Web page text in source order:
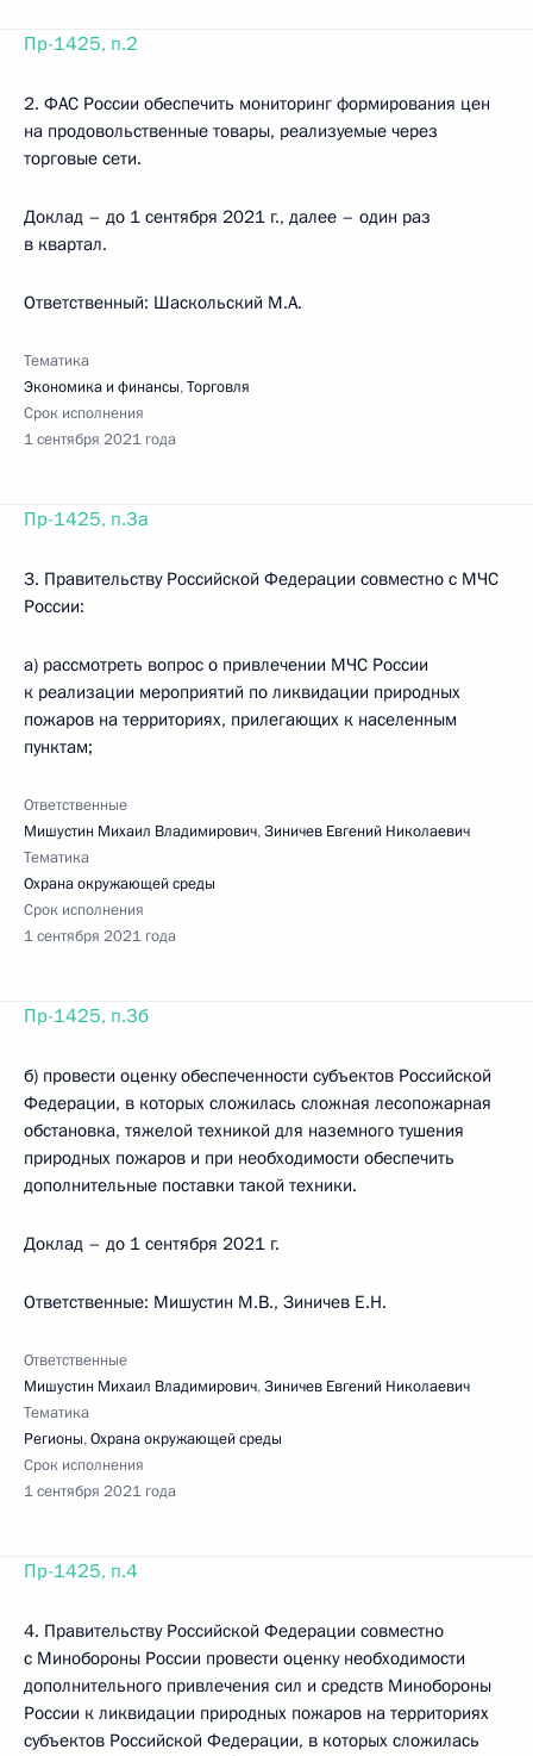
Пр-1425, п.2
2. ФАС России обеспечить мониторинг формирования цен
на продовольственные товары, реализуемые через
торговые сети.
Доклад – до 1 сентября 2021 г., далее – один раз
в квартал.
Ответственный: Шаскольский М.А.
Тематика
Экономика и финансы,Торговля
Срок исполнения
1 сентября 2021 года
Пр-1425, п.3а
3. Правительству Российской Федерации совместно с МЧС
России:
а) рассмотреть вопрос о привлечении МЧС России
к реализации мероприятий по ликвидации природных
пожаров на территориях, прилегающих к населенным
пунктам;
Ответственные
Мишустин Михаил Владимирович,Зиничев Евгений Николаевич
Тематика
Охрана окружающей среды
Срок исполнения
1 сентября 2021 года
Пр-1425, п.3б
б) провести оценку обеспеченности субъектов Российской
Федерации, в которых сложилась сложная лесопожарная
обстановка, тяжелой техникой для наземного тушения
природных пожаров и при необходимости обеспечить
дополнительные поставки такой техники.
Доклад – до 1 сентября 2021 г.
Ответственные: Мишустин М.В., Зиничев Е.Н.
Ответственные
Мишустин Михаил Владимирович,Зиничев Евгений Николаевич
Тематика
Регионы,Охрана окружающей среды
Срок исполнения
1 сентября 2021 года
Пр-1425, п.4
4. Правительству Российской Федерации совместно
с Минобороны России провести оценку необходимости
дополнительного привлечения сил и средств Минобороны
России к ликвидации природных пожаров на территориях
субъектов Российской Федерации, в которых сложилась